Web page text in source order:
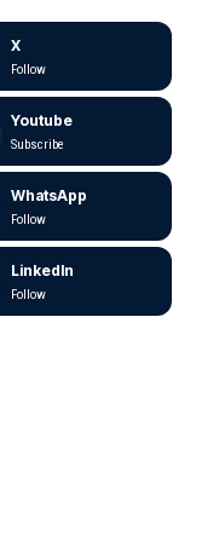
X
Follow
Youtube
Subscribe
WhatsApp
Follow
LinkedIn
Follow